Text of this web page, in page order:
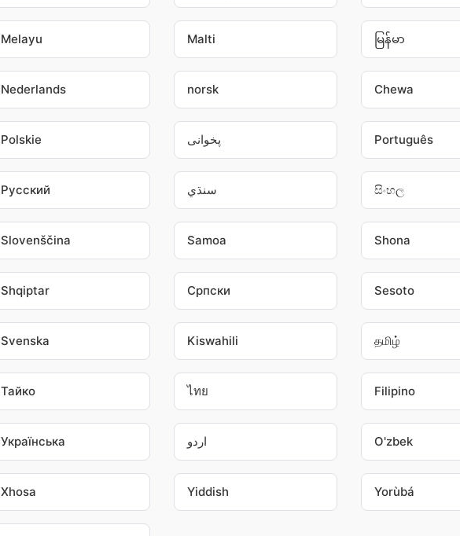
Melayu Malti မြန်မာ
Nederlands norsk Chewa
Polskie پخوانی Português
Pусский سنڌي සිංහල
Slovenščina Samoa Shona
Shqiptar Српски Sesoto
Svenska Kiswahili தமிழ்
Тайко ไทย Filipino
Українська اردو O'zbek
Xhosa Yiddish Yorùbá